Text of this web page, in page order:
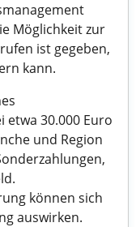
Möglichkeit zur
ist gegeben,
kann.
30.000 Euro
und Region
können sich
auswirken.